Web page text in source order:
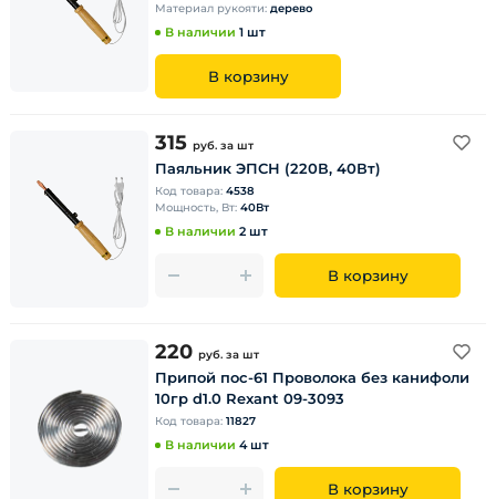
Материал рукояти: дерево
В наличии 1 шт
В корзину
315 руб. за шт
Паяльник ЭПСН (220В, 40Вт)
Код товара: 4538
Мощность, Вт: 40Вт
В наличии 2 шт
В корзину
220 руб. за шт
Припой пос-61 Проволока без канифоли
10гр d1.0 Rexant 09-3093
Код товара: 11827
В наличии 4 шт
В корзину